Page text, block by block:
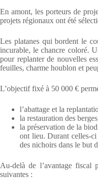
En amont, les porteurs de
projets régionaux ont été
Les platanes qui bordent le
incurable, le chancre coloré.
pour replanter de nouvelles
feuilles, charme houblon et
L’objectif fixé à 50 000 €
l’abattage et la
la restauration des
la préservation de la
ont lieu. Durant celles-ci
des nichoirs dans le but
Au-delà de l’avantage fiscal
suivantes :